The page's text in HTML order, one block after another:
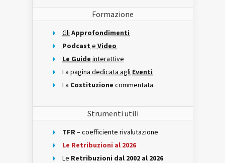
Formazione
Gli Approfondimenti
Podcast e Video
Le Guide interattive
La pagina dedicata agli Eventi
La Costituzione commentata
Strumenti utili
TFR– coefficiente rivalutazione
Le Retribuzioni al 2026
Le Retribuzioni dal 2002 al 2026